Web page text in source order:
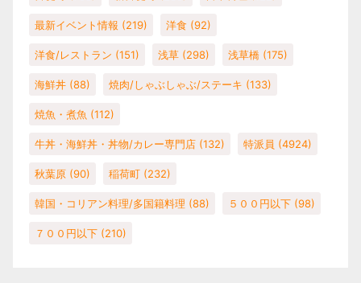
最新イベント情報 (219) 洋食 (92)
洋食/レストラン (151) 浅草 (298) 浅草橋 (175)
海鮮丼 (88) 焼肉/しゃぶしゃぶ/ステーキ (133)
焼魚・煮魚 (112)
牛丼・海鮮丼・丼物/カレー専門店 (132) 特派員 (4924)
秋葉原 (90) 稲荷町 (232)
韓国・コリアン料理/多国籍料理 (88) ５００円以下 (98)
７００円以下 (210)